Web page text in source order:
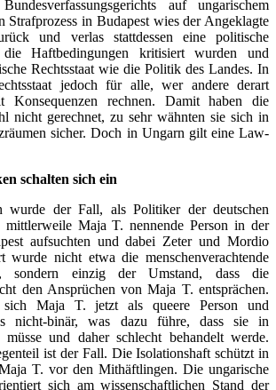
auf ungarischem
Strafprozess in Budapest wies der Angeklagte
und verlas stattdessen eine politische
Haftbedingungen kritisiert wurden und
Rechtsstaat wie die Politik des Landes. In
jedoch für alle, wer andere derart
Konsequenzen rechnen. Damit haben die
nicht gerechnet, zu sehr wähnten sie sich in
sicher. Doch in Ungarn gilt eine Law-
schalten sich ein
wurde der Fall, als Politiker der deutschen
Maja T. nennende Person in der
aufsuchten und dabei Zeter und Mordio
wurde nicht etwa die menschenverachtende
sondern einzig der Umstand, dass die
den Ansprüchen von Maja T. entsprächen.
sich Maja T. jetzt als queere Person und
nicht-binär, was dazu führe, dass sie in
müsse und daher schlecht behandelt werde.
ist der Fall. Die Isolationshaft schützt in
T. vor den Mithäftlingen. Die ungarische
sich am wissenschaftlichen Stand der